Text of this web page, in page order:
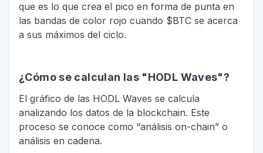
que es lo que crea el pico en forma de punta en
las bandas de color rojo cuando $BTC se acerca
a sus máximos del ciclo.
¿Cómo se calculan las "HODL Waves"?
El gráfico de las HODL Waves se calcula
analizando los datos de la blockchain. Este
proceso se conoce como “análisis on-chain” o
análisis en cadena.